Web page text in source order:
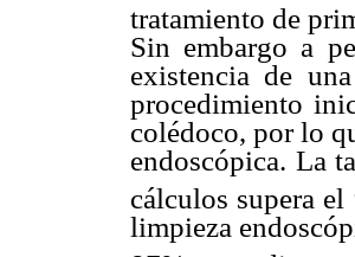
tratamiento de
Sin embargo a
existencia de
procedimiento
colédoco, por lo
endoscópica. La
cálculos supera
limpieza